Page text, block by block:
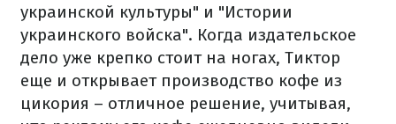
украинской культуры" и "Истории
украинского войска". Когда издательское
дело уже крепко стоит на ногах, Тиктор
еще и открывает производство кофе из
цикория – отличное решение, учитывая,